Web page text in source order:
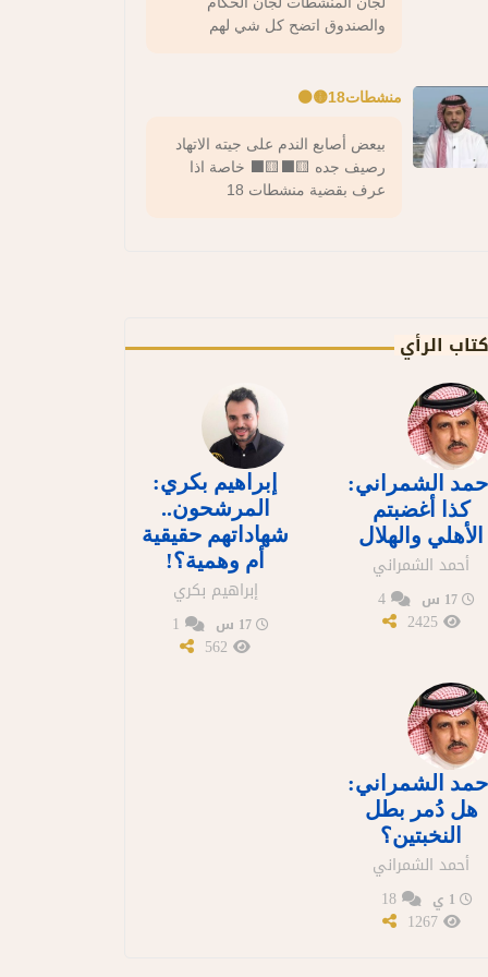
والصندوق اتضح كل شي لهم
منشطات18🟡⚫️
بيعض أصابع الندم على جيته الاتهاد
رصيف جده 🟨⬛️🟨⬛️ خاصة اذا
عرف بقضية منشطات 18
كتاب الرأي
الشمراني:
كذا أغضبتم
الأهلي والهلال
أحمد الشمراني
2425
إبراهيم بكري:
المرشحون..
شهاداتهم حقيقية
أم وهمية؟!
إبراهيم بكري
الشمراني:
هل دُمر بطل
النخبتين؟
أحمد الشمراني
18
1267